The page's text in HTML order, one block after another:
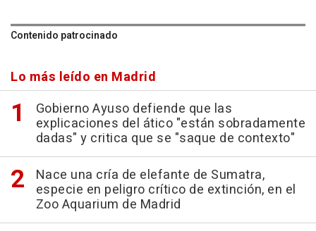
Contenido patrocinado
Lo más leído en Madrid
Gobierno Ayuso defiende que las
explicaciones del ático "están sobradamente
dadas" y critica que se "saque de contexto"
Nace una cría de elefante de Sumatra,
especie en peligro crítico de extinción, en el
Zoo Aquarium de Madrid